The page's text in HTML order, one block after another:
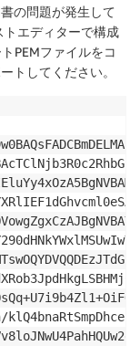
の問題が発生して
エディターで構成
PEMファイルをコ
トしてください。